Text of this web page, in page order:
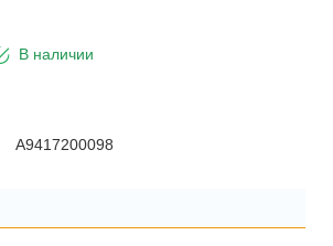
В наличии
A9417200098